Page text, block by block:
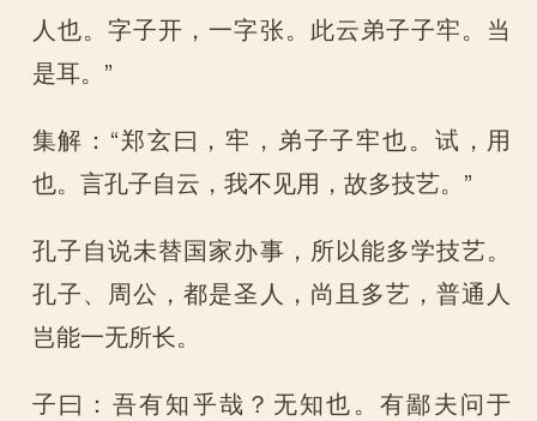
人也。字子开，一字张。此云弟子子牢。当
是耳。”
集解：“郑玄曰，牢，弟子子牢也。试，用
也。言孔子自云，我不见用，故多技艺。”
孔子自说未替国家办事，所以能多学技艺。
孔子、周公，都是圣人，尚且多艺，普通人
岂能一无所长。
子曰：吾有知乎哉？无知也。有鄙夫问于